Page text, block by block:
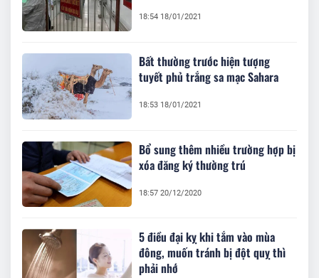
18:54 18/01/2021
Bất thường trước hiện tượng
tuyết phủ trắng sa mạc Sahara
18:53 18/01/2021
Bổ sung thêm nhiều trường hợp bị
xóa đăng ký thường trú
18:57 20/12/2020
5 điều đại kỵ khi tắm vào mùa
đông, muốn tránh bị đột quỵ thì
phải nhớ